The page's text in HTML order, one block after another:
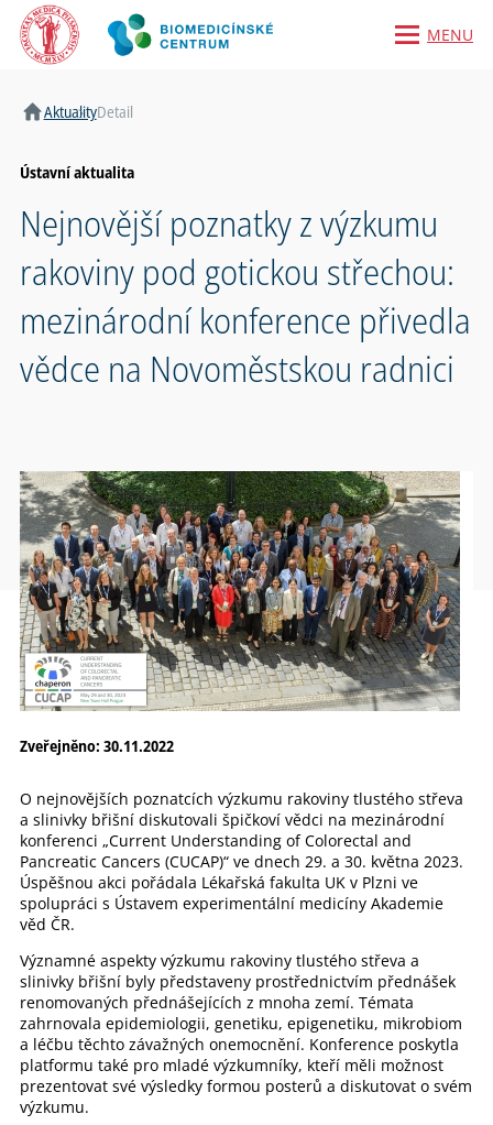
MENU
Domů
AktualityDetail
Ústavní aktualita
Nejnovější poznatky z výzkumu
rakoviny pod gotickou střechou:
mezinárodní konference přivedla
vědce na Novoměstskou radnici
Zveřejněno: 30.11.2022
O nejnovějších poznatcích výzkumu rakoviny tlustého střeva
a slinivky břišní diskutovali špičkoví vědci na mezinárodní
konferenci „Current Understanding of Colorectal and
Pancreatic Cancers (CUCAP)“ ve dnech 29. a 30. května 2023.
Úspěšnou akci pořádala Lékařská fakulta UK v Plzni ve
spolupráci s Ústavem experimentální medicíny Akademie
věd ČR.
Významné aspekty výzkumu rakoviny tlustého střeva a
slinivky břišní byly představeny prostřednictvím přednášek
renomovaných přednášejících z mnoha zemí. Témata
zahrnovala epidemiologii, genetiku, epigenetiku, mikrobiom
a léčbu těchto závažných onemocnění. Konference poskytla
platformu také pro mladé výzkumníky, kteří měli možnost
prezentovat své výsledky formou posterů a diskutovat o svém
výzkumu.